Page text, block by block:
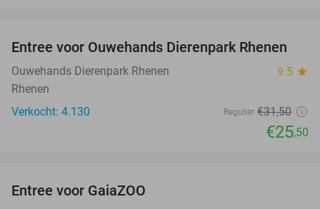
19%
Entree voor Ouwehands Dierenpark Rhenen
Ouwehands Dierenpark Rhenen 9.5 star
Rhenen
Verkocht: 4.130
Regulier €31,50
€25,50
Entree voor GaiaZOO